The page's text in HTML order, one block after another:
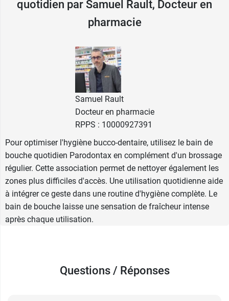
acides qui attaquent l'émail dentaire, provoquant
. Enfin, la plaque dentaire va durcir au
contact de la salive et devenir le
dentaire, grâce au brossage des dents. Ce geste,
fondamental, peut s'avérer insuffisant et être
complété par l'utilisation de solutions adaptées,
notamment le bain de bouche, qui permet
d'atteindre les endroits difficiles d'accès.
mis au point ledentifrice Réparation active
gencives.
Conditionnement :flacon de 500 ml
quotidien par Samuel Rault, Docteur en
pharmacie
Samuel Rault
Docteur en pharmacie
RPPS : 10000927391
Pour optimiser l'hygiène bucco-dentaire, utilisez le bain de
bouche quotidien Parodontax en complément d'un brossage
régulier. Cette association permet de nettoyer également les
zones plus difficiles d'accès. Une utilisation quotidienne aide
à intégrer ce geste dans une routine d'hygiène complète. Le
bain de bouche laisse une sensation de fraîcheur intense
après chaque utilisation.
Questions / Réponses